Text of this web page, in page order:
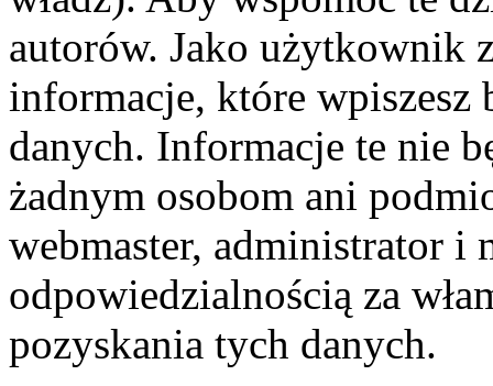
autorów. Jako użytkownik
informacje, które wpiszesz
danych. Informacje te nie
żadnym osobom ani
webmaster, administrator i
odpowiedzialnością za
pozyskania tych danych.